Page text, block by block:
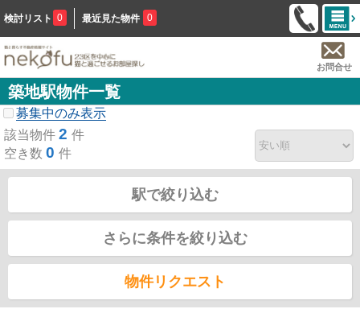
検討リスト 0 最近見た物件 0
お問合せ
築地駅物件一覧
募集中のみ表示
該当物件 2 件
空き数 0 件
駅で絞り込む
さらに条件を絞り込む
物件リクエスト